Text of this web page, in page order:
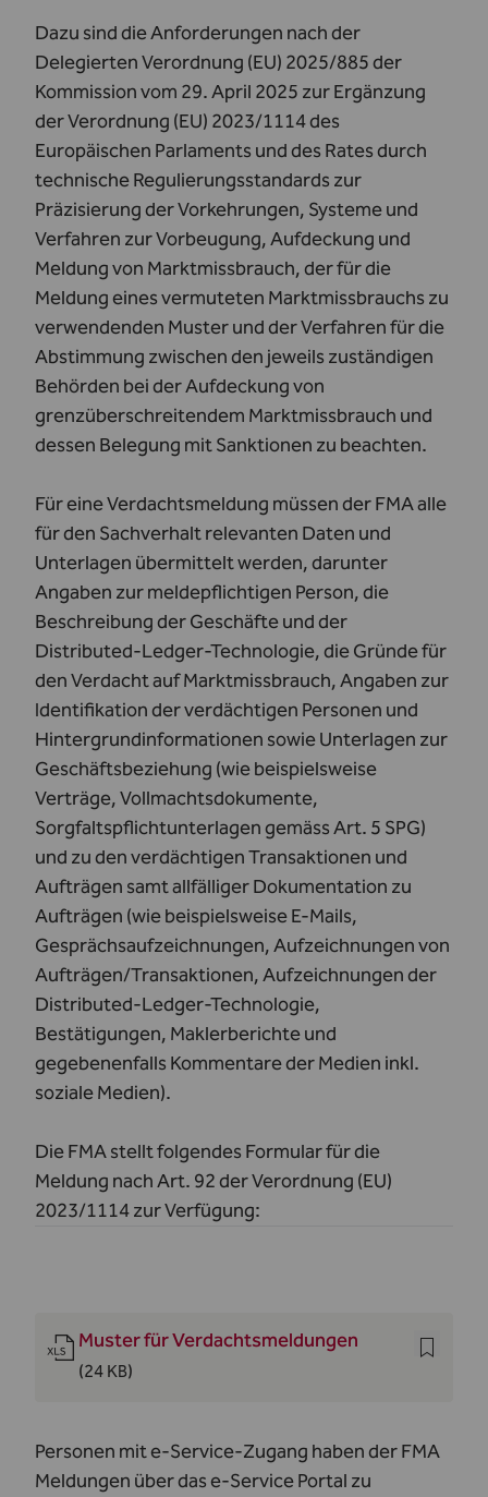
Dazu sind die Anforderungen nach der
Delegierten Verordnung (EU) 2025/885 der
Kommission vom 29. April 2025 zur Ergänzung
der Verordnung (EU) 2023/1114 des
Europäischen Parlaments und des Rates durch
technische Regulierungsstandards zur
Präzisierung der Vorkehrungen, Systeme und
Verfahren zur Vorbeugung, Aufdeckung und
Meldung von Marktmissbrauch, der für die
Meldung eines vermuteten Marktmissbrauchs zu
verwendenden Muster und der Verfahren für die
Abstimmung zwischen den jeweils zuständigen
Behörden bei der Aufdeckung von
grenzüberschreitendem Marktmissbrauch und
dessen Belegung mit Sanktionen zu beachten.
Für eine Verdachtsmeldung müssen der FMA alle
für den Sachverhalt relevanten Daten und
Unterlagen übermittelt werden, darunter
Angaben zur meldepflichtigen Person, die
Beschreibung der Geschäfte und der
Distributed-Ledger-Technologie, die Gründe für
den Verdacht auf Marktmissbrauch, Angaben zur
Identifikation der verdächtigen Personen und
Hintergrundinformationen sowie Unterlagen zur
Geschäftsbeziehung (wie beispielsweise
Verträge, Vollmachtsdokumente,
Sorgfaltspflichtunterlagen gemäss Art. 5 SPG)
und zu den verdächtigen Transaktionen und
Aufträgen samt allfälliger Dokumentation zu
Aufträgen (wie beispielsweise E-Mails,
Gesprächsaufzeichnungen, Aufzeichnungen von
Aufträgen/Transaktionen, Aufzeichnungen der
Distributed-Ledger-Technologie,
Bestätigungen, Maklerberichte und
gegebenenfalls Kommentare der Medien inkl.
soziale Medien).
Die FMA stellt folgendes Formular für die
Meldung nach Art. 92 der Verordnung (EU)
2023/1114 zur Verfügung:
Muster für Verdachtsmeldungen
(24 KB)
Personen mit e-Service-Zugang haben der FMA
Meldungen über das e-Service Portal zu